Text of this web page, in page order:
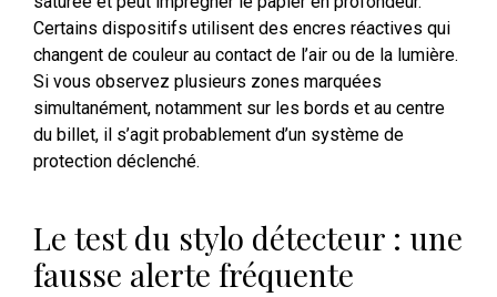
Certains dispositifs utilisent des encres réactives qui
changent de couleur au contact de l’air ou de la lumière.
Si vous observez plusieurs zones marquées
simultanément, notamment sur les bords et au centre
du billet, il s’agit probablement d’un système de
protection déclenché.
Le test du stylo détecteur : une
fausse alerte fréquente